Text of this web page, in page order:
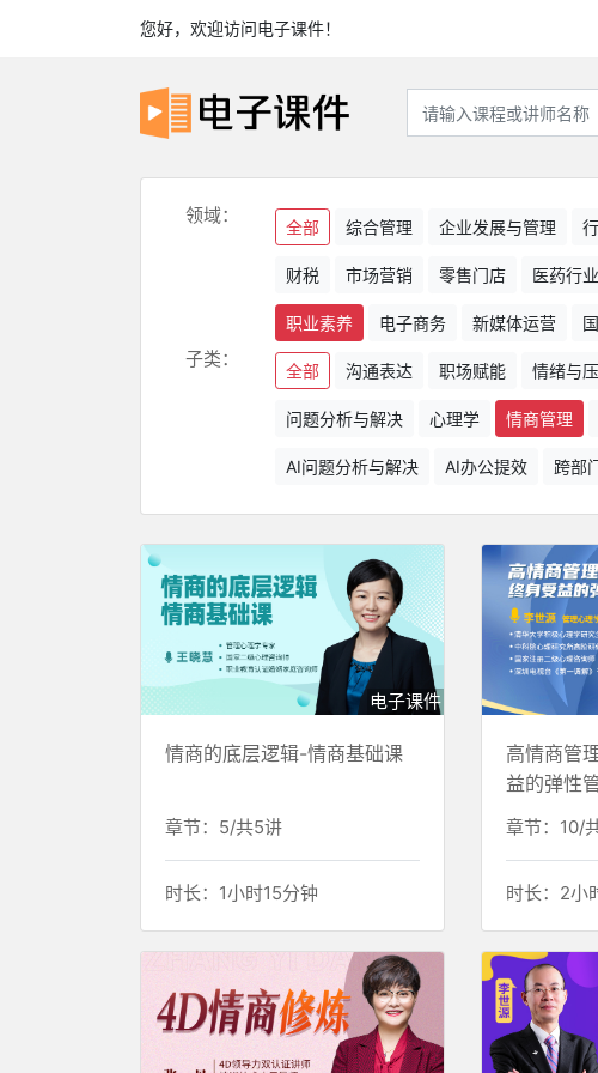
您好，欢迎访问电子课件！
领域：
全部 综合管理 企业发展与管理
财税 市场营销 零售门店 医药行业
职业素养 电子商务 新媒体运营
子类：
全部 沟通表达 职场赋能 情绪与
问题分析与解决 心理学 情商管理
AI问题分析与解决 AI办公提效 跨部
电子课件
情商的底层逻辑-情商基础课
章节：5/共5讲
时长：1小时15分钟
高情商管
益的弹性
章节：10/
时长：2小